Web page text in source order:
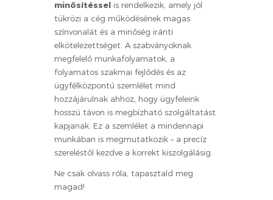
minősítéssel is rendelkezik, amely jól
tükrözi a cég működésének magas
színvonalát és a minőség iránti
elkötelezettséget. A szabványoknak
megfelelő munkafolyamatok, a
folyamatos szakmai fejlődés és az
ügyfélközpontú szemlélet mind
hozzájárulnak ahhoz, hogy ügyfeleink
hosszú távon is megbízható szolgáltatást
kapjanak. Ez a szemlélet a mindennapi
munkában is megmutatkozik – a precíz
szereléstől kezdve a korrekt kiszolgálásig.
Ne csak olvass róla, tapasztald meg
magad!